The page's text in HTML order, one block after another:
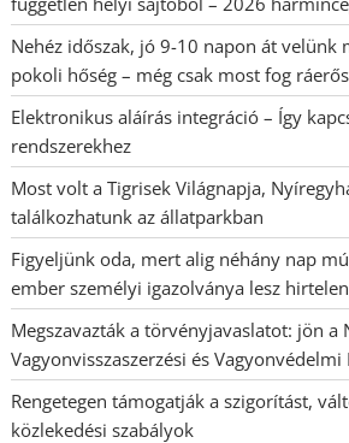
Nehéz időszak, jó 9-10 napon át velünk
pokoli hőség – még csak most fog
Elektronikus aláírás integráció – Így
rendszerekhez
Most volt a Tigrisek Világnapja,
találkozhatunk az állatparkban
Figyeljünk oda, mert alig néhány nap
ember személyi igazolványa lesz
Megszavazták a törvényjavaslatot: jön a
Vagyonvisszaszerzési és Vagyonvédelmi
Rengetegen támogatják a szigorítást,
közlekedési szabályok